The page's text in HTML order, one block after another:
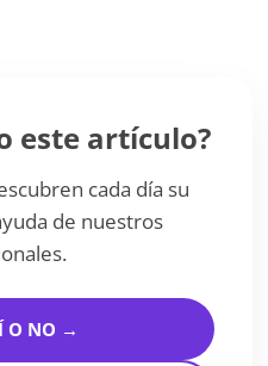
este artículo?
cada día su
de nuestros
O NO →